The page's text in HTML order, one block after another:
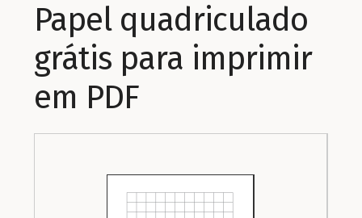
Papel quadriculado
grátis para imprimir
em PDF